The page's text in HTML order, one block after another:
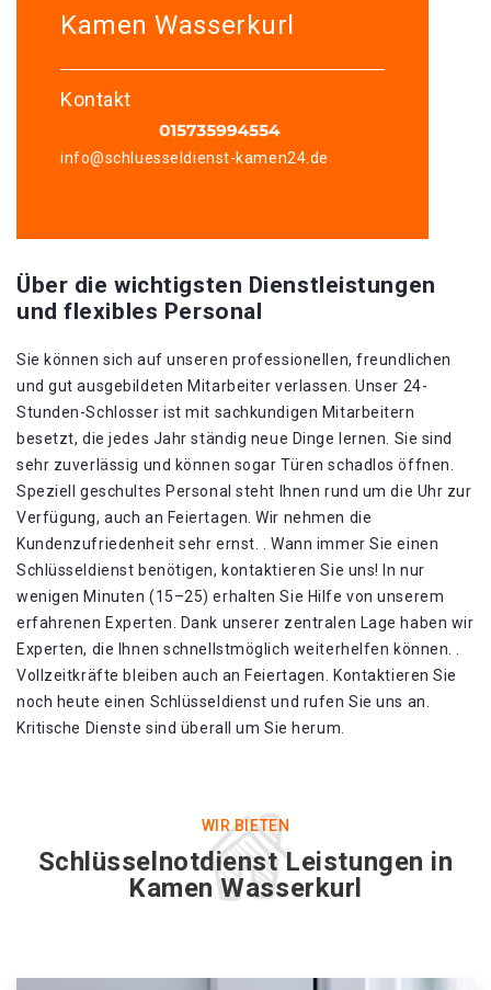
Kamen Wasserkurl
Kontakt
info@schluesseldienst-kamen24.de
Über die wichtigsten Dienstleistungen
und flexibles Personal
Sie können sich auf unseren professionellen, freundlichen
und gut ausgebildeten Mitarbeiter verlassen. Unser 24-
Stunden-Schlosser ist mit sachkundigen Mitarbeitern
besetzt, die jedes Jahr ständig neue Dinge lernen. Sie sind
sehr zuverlässig und können sogar Türen schadlos öffnen.
Speziell geschultes Personal steht Ihnen rund um die Uhr zur
Verfügung, auch an Feiertagen. Wir nehmen die
Kundenzufriedenheit sehr ernst. . Wann immer Sie einen
Schlüsseldienst benötigen, kontaktieren Sie uns! In nur
wenigen Minuten (15–25) erhalten Sie Hilfe von unserem
erfahrenen Experten. Dank unserer zentralen Lage haben wir
Experten, die Ihnen schnellstmöglich weiterhelfen können. .
Vollzeitkräfte bleiben auch an Feiertagen. Kontaktieren Sie
noch heute einen Schlüsseldienst und rufen Sie uns an.
Kritische Dienste sind überall um Sie herum.
WIR BIETEN
Schlüsselnotdienst Leistungen in
Kamen Wasserkurl